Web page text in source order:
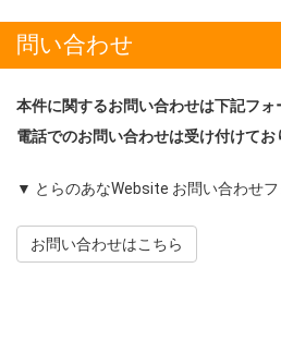
問い合わせ
本件に関するお問い合わせは下記フォ
電話でのお問い合わせは受け付けてお
▼ とらのあなWebsite お問い合わせフ
お問い合わせはこちら